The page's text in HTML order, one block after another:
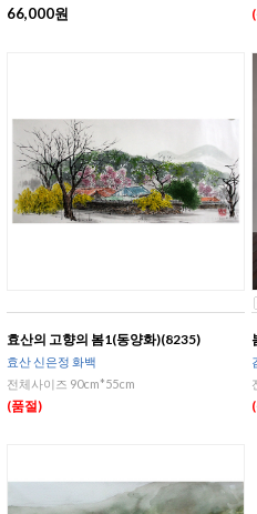
66,000원
효산의 고향의 봄1(동양화)(8235)
효산 신은정 화백
전체사이즈 90cm*55cm
(품절)